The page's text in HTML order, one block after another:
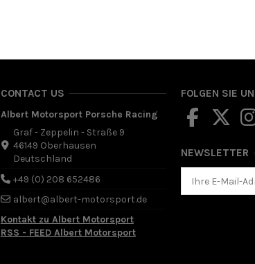
CONTACT US
Albert Motorsport Porsche Racing
Graf - Zeppelin - Straße 9
46149 Oberhausen
Deutschland
+49 (0) 208 652486
albert@albert-motorsport.de
Kontakt zu Albert Motorsport
RSS - FEED Albert Motorsport
FOLGEN SIE
NEWSLETTER